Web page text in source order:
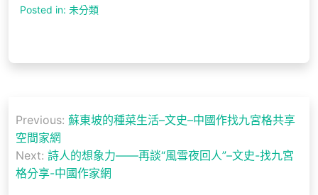
Posted in: 未分類
章
導
覽
Previous: 蘇東坡的種菜生活–文史–中國作找九宮格共享
空間家網
Next: 詩人的想象力——再談“風雪夜回人”–文史-找九宮
格分享-中國作家網